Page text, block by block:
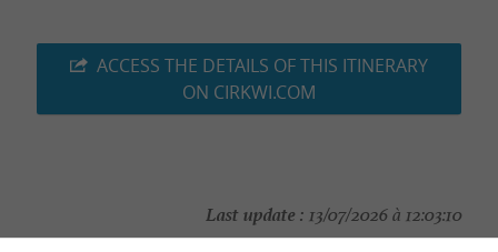
ACCESS THE DETAILS OF THIS ITINERARY
ON CIRKWI.COM
Last update : 13/07/2026 à 12:03:10